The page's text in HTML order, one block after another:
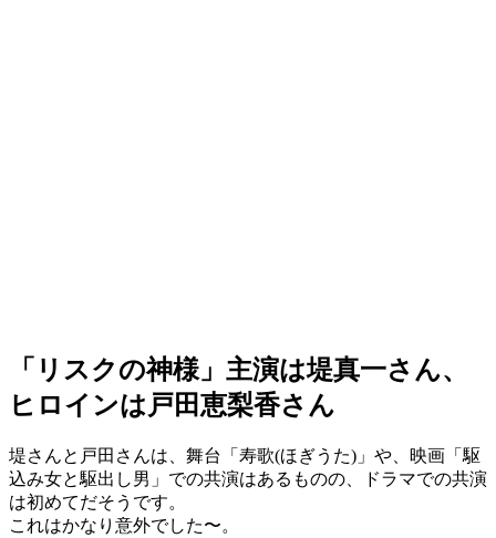
「リスクの神様」主演は堤真一さん、
ヒロインは戸田恵梨香さん
堤さんと戸田さんは、舞台「寿歌(ほぎうた)」や、映画「駆
込み女と駆出し男」での共演はあるものの、ドラマでの共演
は初めてだそうです。
これはかなり意外でした〜。